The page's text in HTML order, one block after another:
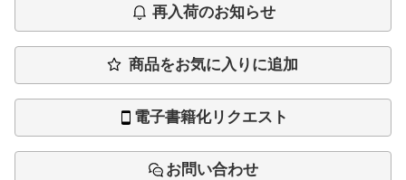
再入荷のお知らせ
商品をお気に入りに追加
電子書籍化リクエスト
お問い合わせ